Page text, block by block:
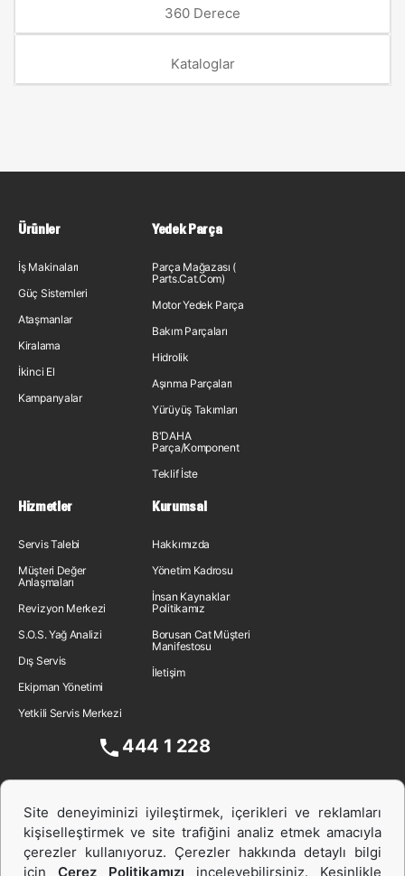
360 Derece
Kataloglar
Ürünler
İş Makinaları
Güç Sistemleri
Ataşmanlar
Kiralama
İkinci El
Kampanyalar
Yedek Parça
Parça Mağazası (
Parts.Cat.Com)
Motor Yedek Parça
Bakım Parçaları
Hidrolik
Aşınma Parçaları
Yürüyüş Takımları
B'DAHA
Parça/Komponent
Teklif İste
Hizmetler
Servis Talebi
Müşteri Değer
Anlaşmaları
Revizyon Merkezi
S.O.S. Yağ Analizi
Dış Servis
Ekipman Yönetimi
Yetkili Servis Merkezi
Kurumsal
Hakkımızda
Yönetim Kadrosu
İnsan Kaynakları
Politikamız
Borusan Cat Müşteri
Manifestosu
İletişim
444 1 228
Site deneyiminizi iyileştirmek, içerikleri ve reklamları
kişiselleştirmek ve site trafiğini analiz etmek amacıyla
çerezler kullanıyoruz. Çerezler hakkında detaylı bilgi
için Çerez Politikamızı inceleyebilirsiniz. Kesinlikle